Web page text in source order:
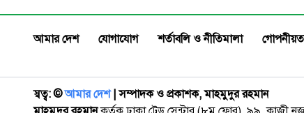
পাঠানো হয়েছে। একই সাথে তদন্ত কর্মকর্তার করা
১০ দিনের রিমান্ড আবেদনের ওপর আগামী
আগস্ট)
কামাল
আমার দেশ যোগাযোগ শর্তাবলি ও নীতিমালা
স্বত্ব: ©️আমার দেশ| সম্পাদক ও প্রকাশক, মাহমুদুর রহমান